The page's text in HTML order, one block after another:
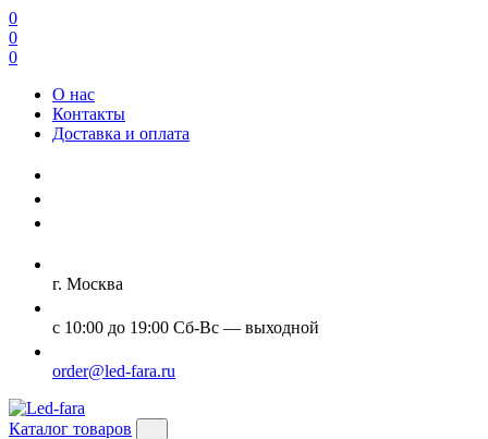
0
0
0
О нас
Контакты
Доставка и оплата
г. Москва
с 10:00 до 19:00 Сб-Вс — выходной
order@led-fara.ru
Каталог товаров